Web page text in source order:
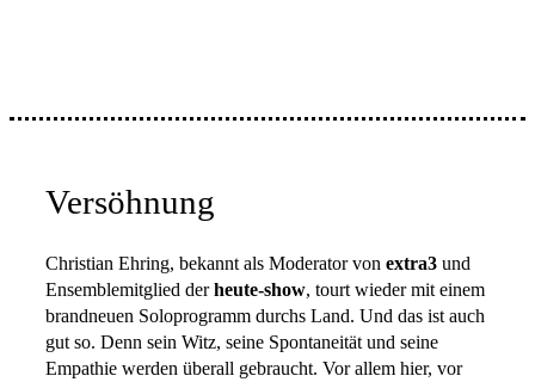
Versöhnung
Christian Ehring, bekannt als Moderator von extra3 und
Ensemblemitglied derheute-show, tourt wieder mit einem
brandneuen Soloprogramm durchs Land. Und das ist auch
gut so. Denn sein Witz, seine Spontaneität und seine
Empathie werden überall gebraucht. Vor allem hier, vor